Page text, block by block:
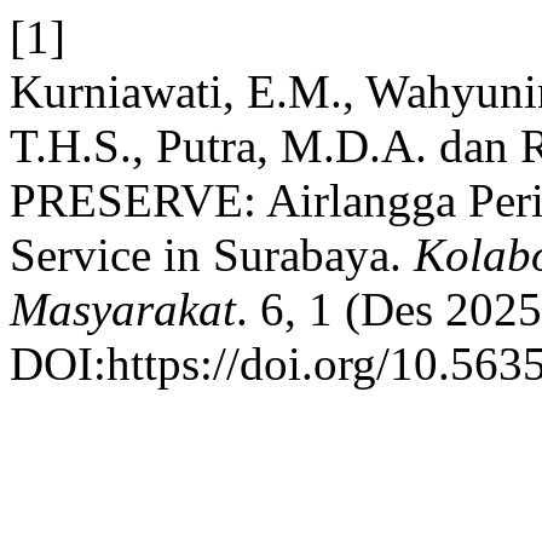
[1]
Kurniawati, E.M.,
T.H.S., Putra, M.D.A. dan
PRESERVE: Airlangga
Service in Surabaya.
Masyarakat. 6, 1 (Des
DOI:https://doi.org/